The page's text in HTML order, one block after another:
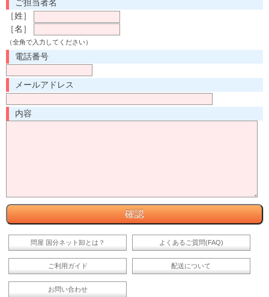
ご担当者名
［姓］
［名］
（全角で入力してください）
電話番号
メールアドレス
内容
問屋 国分ネット卸とは？ よくあるご質問(FAQ)
ご利用ガイド 配送について
お問い合わせ